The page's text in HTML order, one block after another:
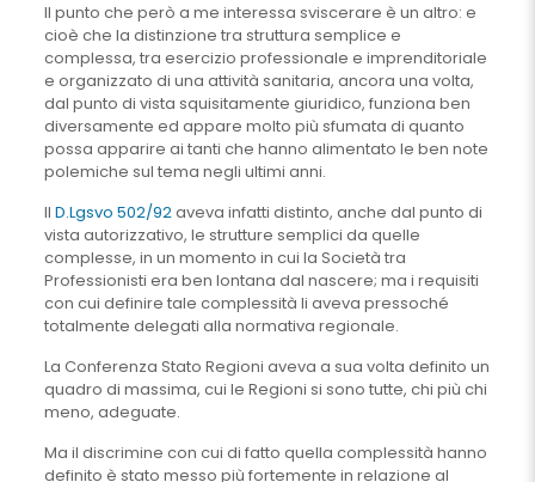
Il punto che però a me interessa sviscerare è un altro: e
cioè che la distinzione tra struttura semplice e
complessa, tra esercizio professionale e imprenditoriale
e organizzato di una attività sanitaria, ancora una volta,
dal punto di vista squisitamente giuridico, funziona ben
diversamente ed appare molto più sfumata di quanto
possa apparire ai tanti che hanno alimentato le ben note
polemiche sul tema negli ultimi anni.
Il D.Lgsvo 502/92aveva infatti distinto, anche dal punto di
vista autorizzativo, le strutture semplici da quelle
complesse, in un momento in cui la Società tra
Professionisti era ben lontana dal nascere; ma i requisiti
con cui definire tale complessità li aveva pressoché
totalmente delegati alla normativa regionale.
La Conferenza Stato Regioni aveva a sua volta definito un
quadro di massima, cui le Regioni si sono tutte, chi più chi
meno, adeguate.
Ma il discrimine con cui di fatto quella complessità hanno
definito è stato messo più fortemente in relazione al